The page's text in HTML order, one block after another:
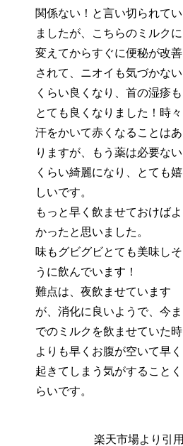
関係ない！と言い切られてい
ましたが、こちらのミルクに
変えてからすぐに便秘が改善
されて、 ニオイも気づかない
くらい良くなり、首の湿疹も
とても良くなりました ！時々
汗をかいて赤くなることはあ
りますが、もう薬は必要ない
くらい綺麗になり、とても嬉
しいです。
もっと早く飲ませておけばよ
かったと思いました。
味もグビグビとても美味しそ
う に飲んでいます！
難点は、夜飲ませています
が、消化に良いようで、今ま
でのミルクを飲ませていた時
よりも早くお腹が空いて早く
起きてしまう気がすることく
らいです。
楽天市場より引用